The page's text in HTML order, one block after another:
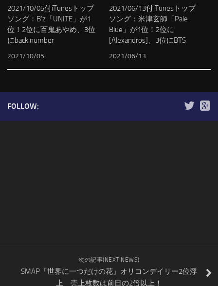
2021/10/05付iTunesトップ
ソング：B’z「UNITE」が1
位！2位に百鬼あやめ、3位
にback number
2021/10/05
2021/06/13付iTunesトップ
ソング：米津玄師「Pale
Blue」が1位！2位に
[Alexandros]、3位にBTS
2021/06/13
FOLLOW:
次の記事(NEXT NEWS)
SMAP「世界に一つだけの花」オリコンデイリー2位浮
上 売上枚数は前日の2倍以上！